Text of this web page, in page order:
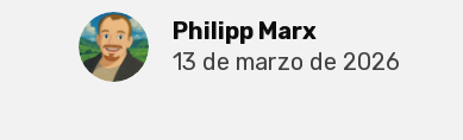
Philipp Marx
13 de marzo de 2026